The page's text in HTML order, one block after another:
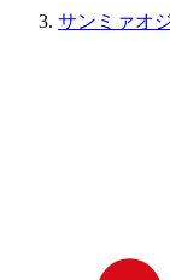
サンミァオ